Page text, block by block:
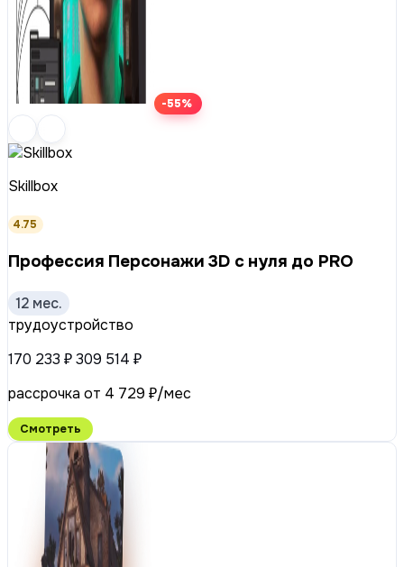
-55%
Skillbox
4.75
Профессия Персонажи 3D с нуля до PRO
12 мес.
трудоустройство
170 233 ₽309 514 ₽
рассрочка от 4 729 ₽/мес
Смотреть